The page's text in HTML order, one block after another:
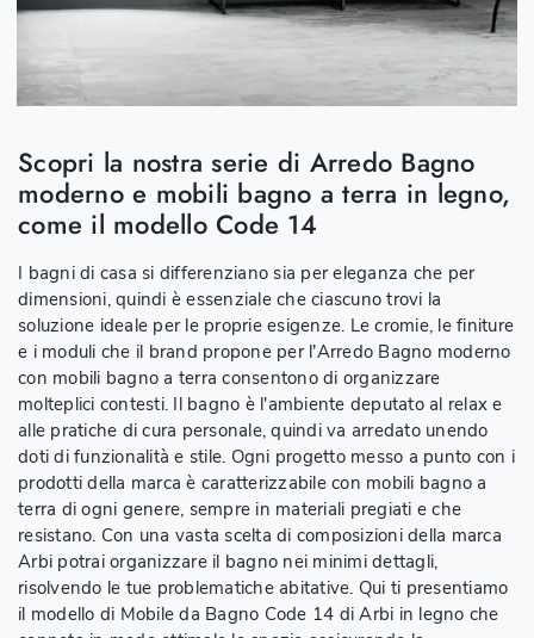
Scopri la nostra serie di Arredo Bagno
moderno e mobili bagno a terra in legno,
come il modello Code 14
I bagni di casa si differenziano sia per eleganza che per
dimensioni, quindi è essenziale che ciascuno trovi la
soluzione ideale per le proprie esigenze. Le cromie, le finiture
e i moduli che il brand propone per l’Arredo Bagno moderno
con mobili bagno a terra consentono di organizzare
molteplici contesti. Il bagno è l'ambiente deputato al relax e
alle pratiche di cura personale, quindi va arredato unendo
doti di funzionalità e stile. Ogni progetto messo a punto con i
prodotti della marca è caratterizzabile con mobili bagno a
terra di ogni genere, sempre in materiali pregiati e che
resistano. Con una vasta scelta di composizioni della marca
Arbi potrai organizzare il bagno nei minimi dettagli,
risolvendo le tue problematiche abitative. Qui ti presentiamo
il modello di Mobile da Bagno Code 14 di Arbi in legno che